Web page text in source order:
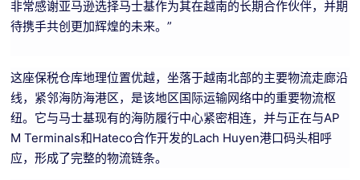
非常感谢亚马逊选择马士基作为其在越南的长期合作伙伴，并期
待携手共创更加辉煌的未来。”
这座保税仓库地理位置优越，坐落于越南北部的主要物流走廊沿
线，紧邻海防海港区，是该地区国际运输网络中的重要物流枢
纽。它与马士基现有的海防履行中心紧密相连，并与正在与AP
M Terminals和Hateco合作开发的Lach Huyen港口码头相呼
应，形成了完整的物流链条。